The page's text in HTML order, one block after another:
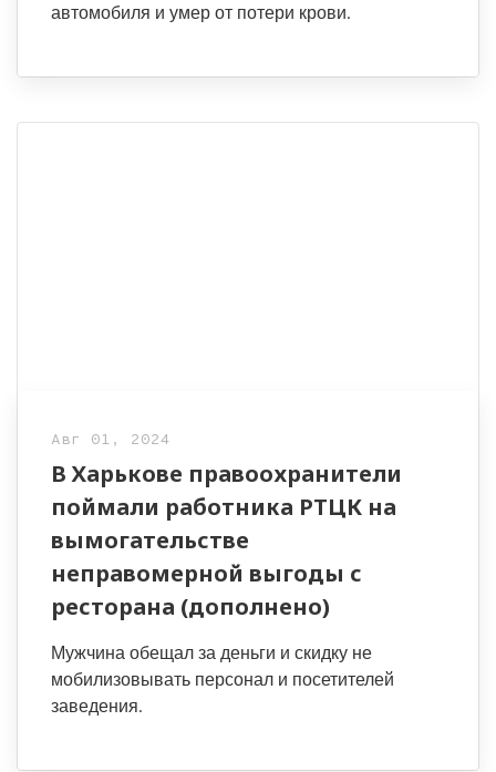
автомобиля и умер от потери крови.
Авг 01, 2024
В Харькове правоохранители
поймали работника РТЦК на
вымогательстве
неправомерной выгоды с
ресторана (дополнено)
Мужчина обещал за деньги и скидку не
мобилизовывать персонал и посетителей
заведения.